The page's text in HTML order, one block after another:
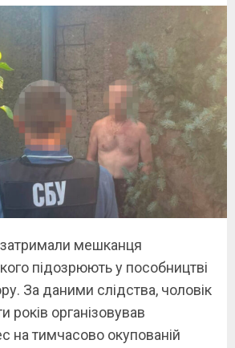
мешканця
підозрюють у пособництві
За даними слідства, чоловік
років організовував
на тимчасово окупованій